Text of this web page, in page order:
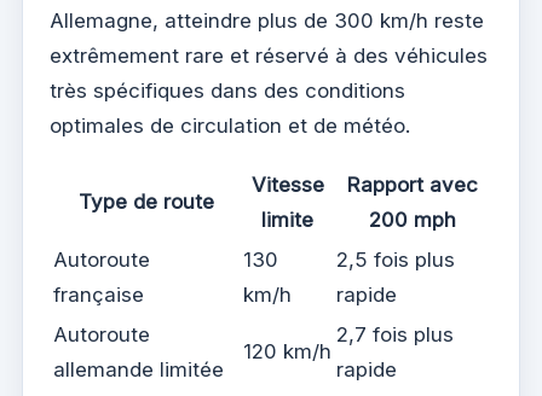
Allemagne, atteindre plus de 300 km/h reste
extrêmement rare et réservé à des véhicules
très spécifiques dans des conditions
optimales de circulation et de météo.
Type de route
Vitesse
limite
Rapport avec
200 mph
Autoroute
française
130
km/h
2,5 fois plus
rapide
Autoroute
allemande limitée
120 km/h
2,7 fois plus
rapide